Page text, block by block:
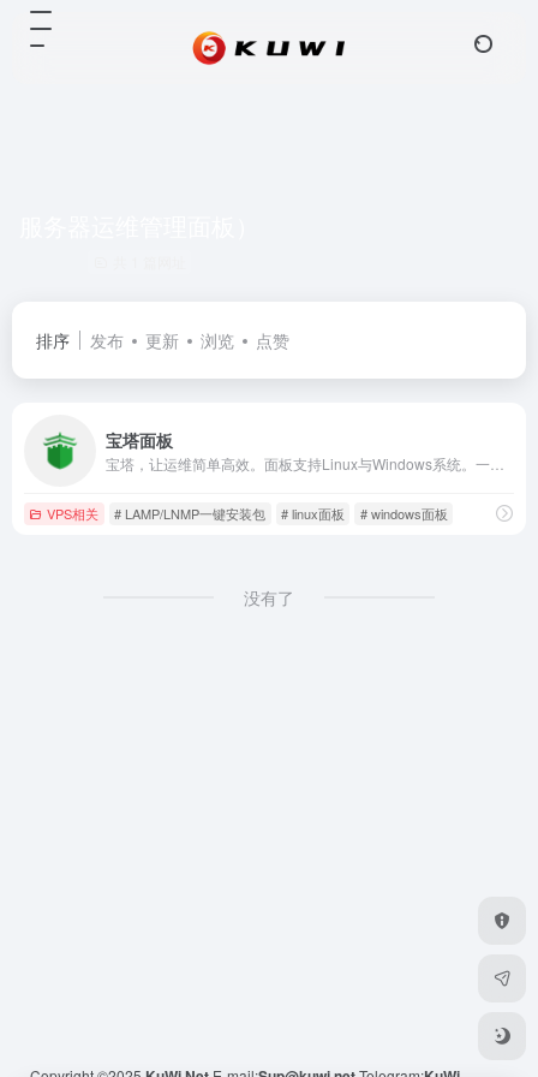
排序 发布 更新 浏览 点赞
宝塔面板
VPS相关 # LAMP/LNMP一键安装包 # linux面板 # windows面板
没有了